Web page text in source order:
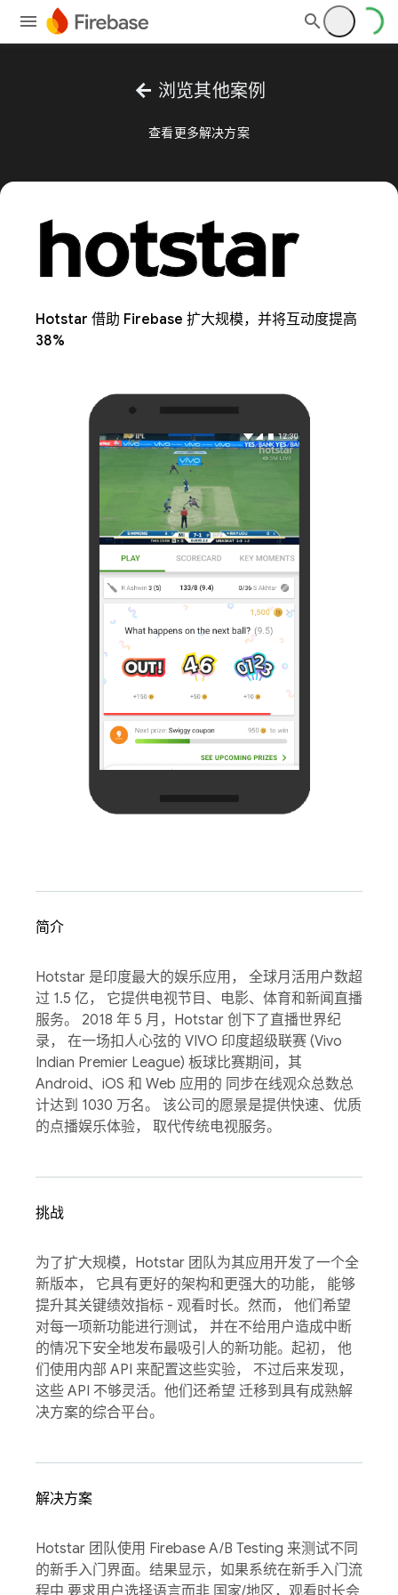
arrow_back 浏览其他案例
查看更多解决方案
Hotstar 借助 Firebase 扩大规模，并将互动度提高
38%
简介
Hotstar 是印度最大的娱乐应用， 全球月活用户数超
过 1.5 亿， 它提供电视节目、电影、体育和新闻直播
服务。 2018 年 5 月，Hotstar 创下了直播世界纪
录， 在一场扣人心弦的 VIVO 印度超级联赛 (Vivo
Indian Premier League) 板球比赛期间，其
Android、iOS 和 Web 应用的 同步在线观众总数总
计达到 1030 万名。 该公司的愿景是提供快速、优质
的点播娱乐体验， 取代传统电视服务。
挑战
为了扩大规模，Hotstar 团队为其应用开发了一个全
新版本， 它具有更好的架构和更强大的功能， 能够
提升其关键绩效指标 - 观看时长。然而， 他们希望
对每一项新功能进行测试， 并在不给用户造成中断
的情况下安全地发布最吸引人的新功能。起初， 他
们使用内部 API 来配置这些实验， 不过后来发现，
这些 API 不够灵活。他们还希望 迁移到具有成熟解
决方案的综合平台。
解决方案
Hotstar 团队使用 Firebase A/B Testing 来测试不同
的新手入门界面。结果显示，如果系统在新手入门流